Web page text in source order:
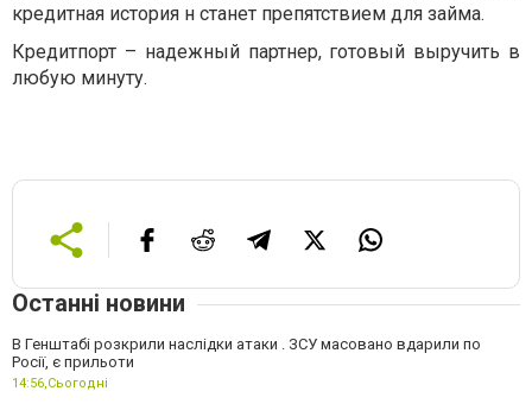
кредитная история н станет препятствием для займа.
Кредитпорт – надежный партнер, готовый выручить в
любую минуту.
Останні новини
В Генштабі розкрили наслідки атаки . ЗСУ масовано вдарили по
Росії, є прильоти
14:56,Сьогодні